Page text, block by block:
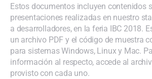
Estos documentos incluyen contenidos
presentaciones realizadas en nuestro
a desarrolladores, en la feria IBC 2018.
un archivo PDF y el código de muestra
para sistemas Windows, Linux y Mac.
información al respecto, accede al
provisto con cada uno.